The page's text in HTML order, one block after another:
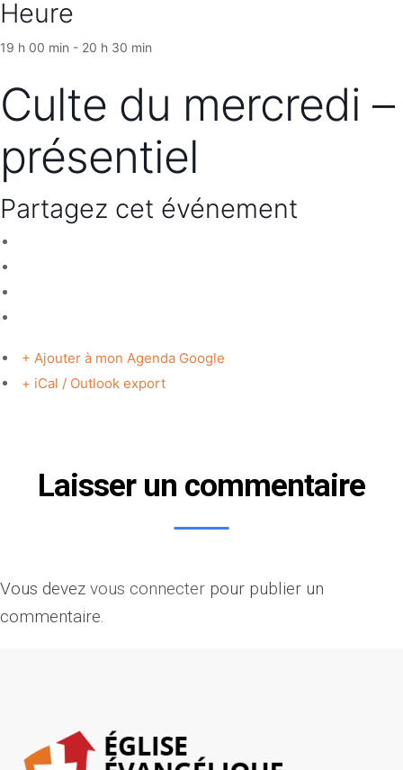
Heure
19 h 00 min - 20 h 30 min
Culte du mercredi –
présentiel
Partagez cet événement
+ Ajouter à mon Agenda Google
+ iCal / Outlook export
Laisser un commentaire
Vous devez vous connecter pour publier un
commentaire.